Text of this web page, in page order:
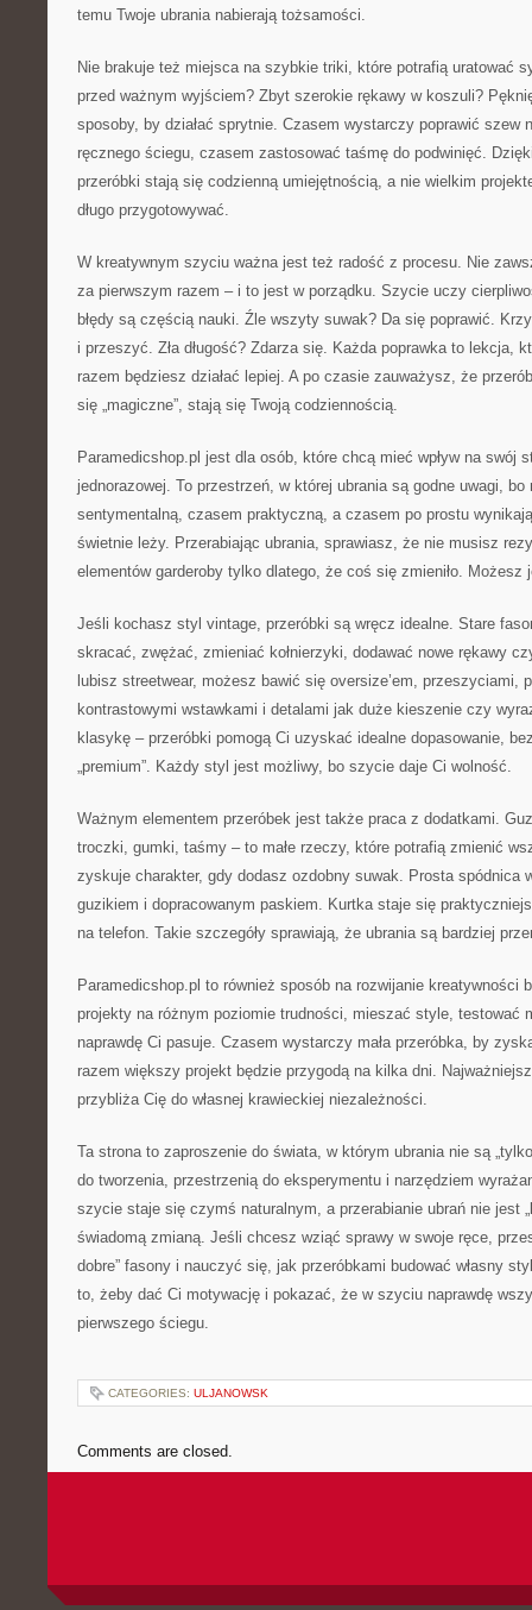
temu Twoje ubrania nabierają tożsamości.
Nie brakuje też miejsca na szybkie triki, które potrafią uratować
przed ważnym wyjściem? Zbyt szerokie rękawy w koszuli?
sposoby, by działać sprytnie. Czasem wystarczy poprawić szew
ręcznego ściegu, czasem zastosować taśmę do podwinięć.
przeróbki stają się codzienną umiejętnością, a nie wielkim
długo przygotowywać.
W kreatywnym szyciu ważna jest też radość z procesu. Nie
za pierwszym razem – i to jest w porządku. Szycie uczy
błędy są częścią nauki. Źle wszyty suwak? Da się poprawić.
i przeszyć. Zła długość? Zdarza się. Każda poprawka to lekcja,
razem będziesz działać lepiej. A po czasie zauważysz, że
się „magiczne”, stają się Twoją codziennością.
Paramedicshop.pl jest dla osób, które chcą mieć wpływ na swój
jednorazowej. To przestrzeń, w której ubrania są godne uwagi,
sentymentalną, czasem praktyczną, a czasem po prostu
świetnie leży. Przerabiając ubrania, sprawiasz, że nie musisz
elementów garderoby tylko dlatego, że coś się zmieniło. Możesz
Jeśli kochasz styl vintage, przeróbki są wręcz idealne. Stare
skracać, zwężać, zmieniać kołnierzyki, dodawać nowe rękawy
lubisz streetwear, możesz bawić się oversize’em, przeszyciami,
kontrastowymi wstawkami i detalami jak duże kieszenie czy
klasykę – przeróbki pomogą Ci uzyskać idealne dopasowanie,
„premium”. Każdy styl jest możliwy, bo szycie daje Ci wolność.
Ważnym elementem przeróbek jest także praca z dodatkami.
troczki, gumki, taśmy – to małe rzeczy, które potrafią zmienić
zyskuje charakter, gdy dodasz ozdobny suwak. Prosta spódnica
guzikiem i dopracowanym paskiem. Kurtka staje się
na telefon. Takie szczegóły sprawiają, że ubrania są bardziej
Paramedicshop.pl to również sposób na rozwijanie kreatywności
projekty na różnym poziomie trudności, mieszać style, testować
naprawdę Ci pasuje. Czasem wystarczy mała przeróbka, by
razem większy projekt będzie przygodą na kilka dni.
przybliża Cię do własnej krawieckiej niezależności.
Ta strona to zaproszenie do świata, w którym ubrania nie są
do tworzenia, przestrzenią do eksperymentu i narzędziem
szycie staje się czymś naturalnym, a przerabianie ubrań nie jest
świadomą zmianą. Jeśli chcesz wziąć sprawy w swoje ręce,
dobre” fasony i nauczyć się, jak przeróbkami budować własny
to, żeby dać Ci motywację i pokazać, że w szyciu naprawdę
pierwszego ściegu.
CATEGORIES: ULJANOWSK
Comments are closed.